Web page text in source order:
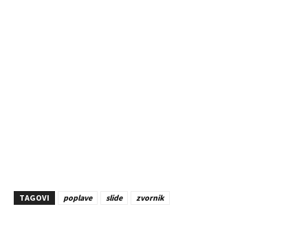
TAGOVI poplave slide zvornik